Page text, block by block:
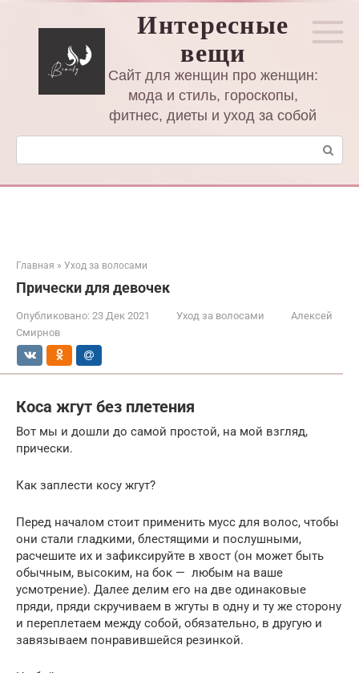
Интересные
вещи
Сайт для женщин про женщин:
мода и стиль, гороскопы,
фитнес, диеты и уход за собой
Поиск:
Главная » Уход за волосами
Прически для девочек
Опубликовано: 23 Дек 2021 Уход за волосами
Алексей
Смирнов
Коса жгут без плетения
Вот мы и дошли до самой простой, на мой взгляд,
прически.
Как заплести косу жгут?
Перед началом стоит применить мусс для волос, чтобы
они стали гладкими, блестящими и послушными,
расчешите их и зафиксируйте в хвост (он может быть
обычным, высоким, на бок — любым на ваше
усмотрение). Далее делим его на две одинаковые
пряди, пряди скручиваем в жгуты в одну и ту же сторону
и переплетаем между собой, обязательно, в другую и
завязываем понравившейся резинкой.